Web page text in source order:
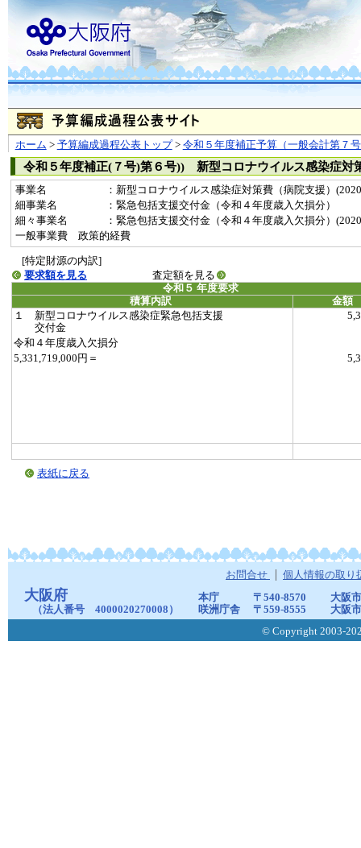
ホーム > 予算編成過程公表トップ> 令和５年度補正予算（一般会計第７
令和５年度補正(７号)第６号)) 新型コロナウイルス感染症対
事業名
：新型コロナウイルス感染症対策費（病院支援）
細事業名
：緊急包括支援交付金（令和４年度歳入欠損分）
細々事業名
：緊急包括支援交付金（令和４年度歳入欠損分）
一般事業費 政策的経費
[特定財源の内訳]
要求額を見る
査定額を見る
令和５ 年度要求
積算内訳
金額
１ 新型コロナウイルス感染症緊急包括支援
交付金
令和４年度歳入欠損分
5,331,719,000円＝
表紙に戻る
お問合せ 個人情報の取り
大阪府
（法人番号 4000020270008）
本庁 〒540-8570
大阪
咲洲庁舎
〒559-8555
大阪
© Copyright 2003-